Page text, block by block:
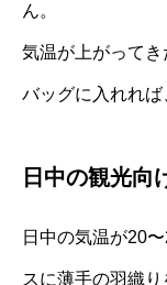
ん。
気温が上がって
バッグに入れれば
日中の観光向
日中の気温が20
スに薄手の羽織